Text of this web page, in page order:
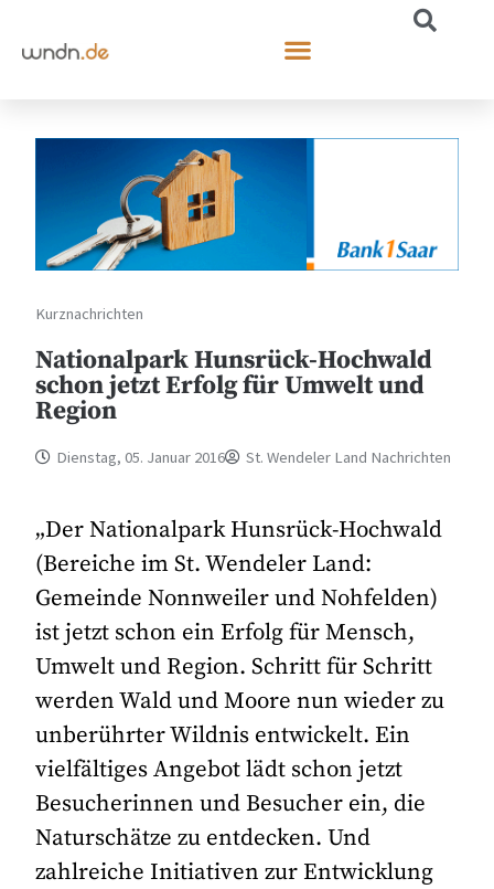
Kurznachrichten
Nationalpark Hunsrück-Hochwald
schon jetzt Erfolg für Umwelt und
Region
Dienstag, 05. Januar 2016 St. Wendeler Land Nachrichten
„Der Nationalpark Hunsrück-Hochwald
(Bereiche im St. Wendeler Land:
Gemeinde Nonnweiler und Nohfelden)
ist jetzt schon ein Erfolg für Mensch,
Umwelt und Region. Schritt für Schritt
werden Wald und Moore nun wieder zu
unberührter Wildnis entwickelt. Ein
vielfältiges Angebot lädt schon jetzt
Besucherinnen und Besucher ein, die
Naturschätze zu entdecken. Und
zahlreiche Initiativen zur Entwicklung